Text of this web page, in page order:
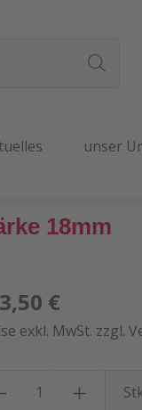
unser
18mm
€
exkl. MwSt. zzgl.